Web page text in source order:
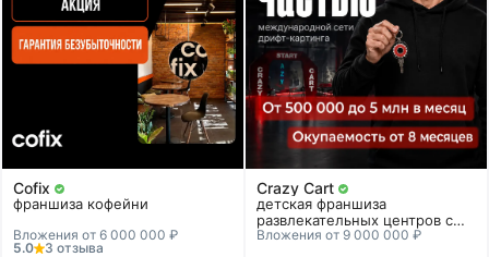
Cofix
франшиза кофейни
Вложения от 6 000 000 ₽
5.0
3 отзыва
Crazy Cart
детская франшиза
развлекательных центров с
дрифт-картингом
Вложения от 9 000 000 ₽